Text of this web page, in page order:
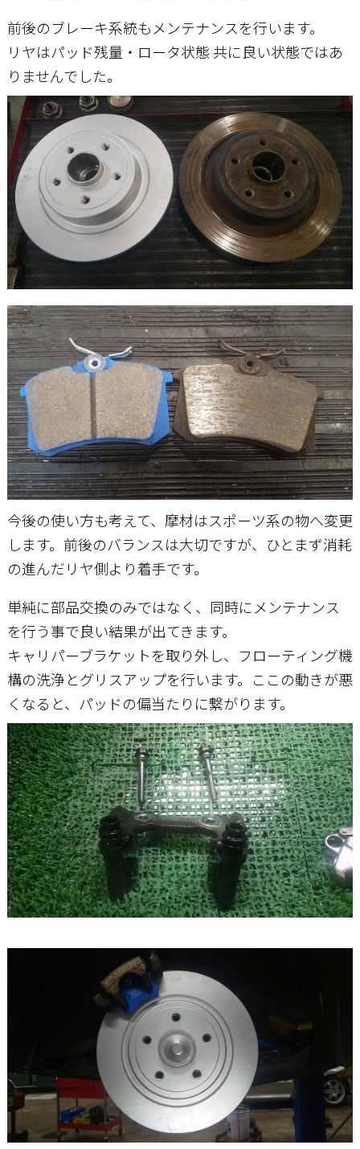
前後のブレーキ系統もメンテナンスを行います。
リヤはパッド残量・ロータ状態 共に良い状態ではあ
りませんでした。
今後の使い方も考えて、摩材はスポーツ系の物へ変更
します。前後のバランスは大切ですが、ひとまず消耗
の進んだリヤ側より着手です。
単純に部品交換のみではなく、同時にメンテナンス
を行う事で良い結果が出てきます。
キャリパーブラケットを取り外し、フローティング機
構の洗浄とグリスアップを行います。ここの動きが悪
くなると、パッドの偏当たりに繋がります。